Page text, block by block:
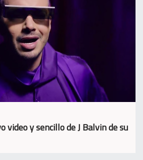
video y sencillo de J Balvin de su